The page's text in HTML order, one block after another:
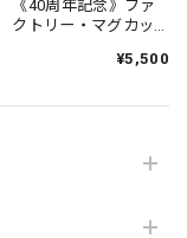
《40周年記念》ファ
クトリー・マグカッ
¥5,500